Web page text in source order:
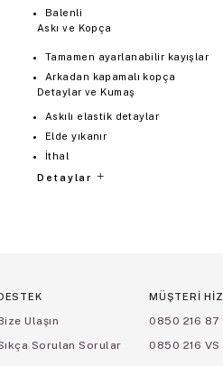
Balenli
Askı ve Kopça
Tamamen ayarlanabilir kayışlar
Arkadan kapamalı kopça
Detaylar ve Kumaş
Askılı elastik detaylar
Elde yıkanır
İthal
Detaylar
Ulaşın
Sorulan Sorular
MÜŞTERİ
0850 216 87
0850 216 VS